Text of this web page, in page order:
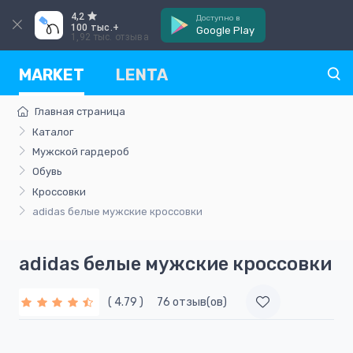
4,2
100 тыс.+
1,92 тыс. отзыва
Доступно в
Google Play
MARKET LENTA
Главная страница
Каталог
Мужской гардероб
Обувь
Кроссовки
adidas белые мужские кроссовки
adidas белые мужские кроссовки
( 4.79 ) 76 отзыв(ов)